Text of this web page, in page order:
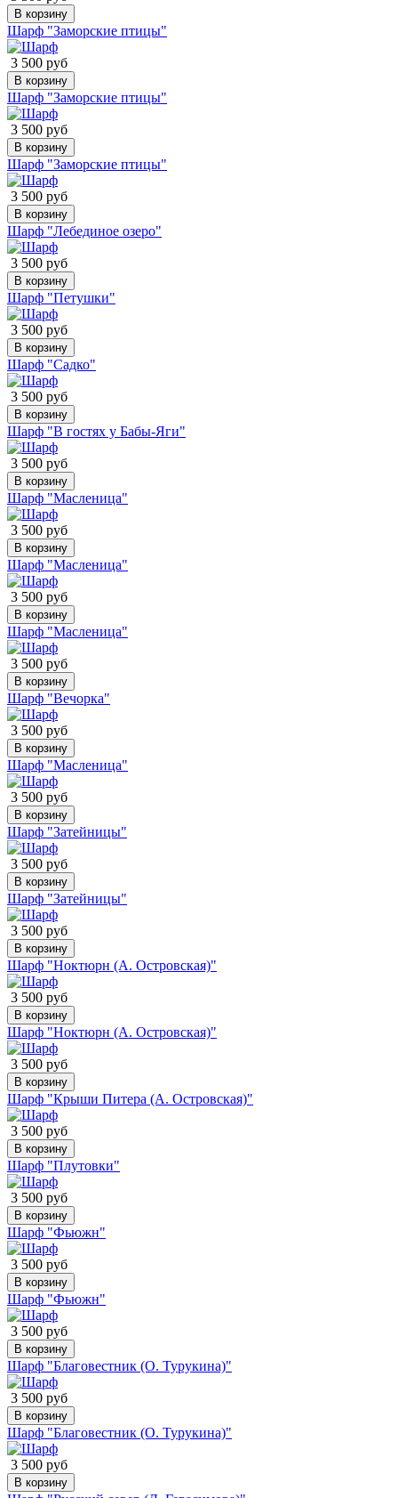
В корзину
Шарф "Заморские птицы"
3 500 руб
В корзину
Шарф "Заморские птицы"
3 500 руб
В корзину
Шарф "Заморские птицы"
3 500 руб
В корзину
Шарф "Лебединое озеро"
3 500 руб
В корзину
Шарф "Петушки"
3 500 руб
В корзину
Шарф "Садко"
3 500 руб
В корзину
Шарф "В гостях у Бабы-Яги"
3 500 руб
В корзину
Шарф "Масленица"
3 500 руб
В корзину
Шарф "Масленица"
3 500 руб
В корзину
Шарф "Масленица"
3 500 руб
В корзину
Шарф "Вечорка"
3 500 руб
В корзину
Шарф "Масленица"
3 500 руб
В корзину
Шарф "Затейницы"
3 500 руб
В корзину
Шарф "Затейницы"
3 500 руб
В корзину
Шарф "Ноктюрн (А. Островская)"
3 500 руб
В корзину
Шарф "Ноктюрн (А. Островская)"
3 500 руб
В корзину
Шарф "Крыши Питера (А. Островская)"
3 500 руб
В корзину
Шарф "Плутовки"
3 500 руб
В корзину
Шарф "Фьюжн"
3 500 руб
В корзину
Шарф "Фьюжн"
3 500 руб
В корзину
Шарф "Благовестник (О. Турукина)"
3 500 руб
В корзину
Шарф "Благовестник (О. Турукина)"
3 500 руб
В корзину